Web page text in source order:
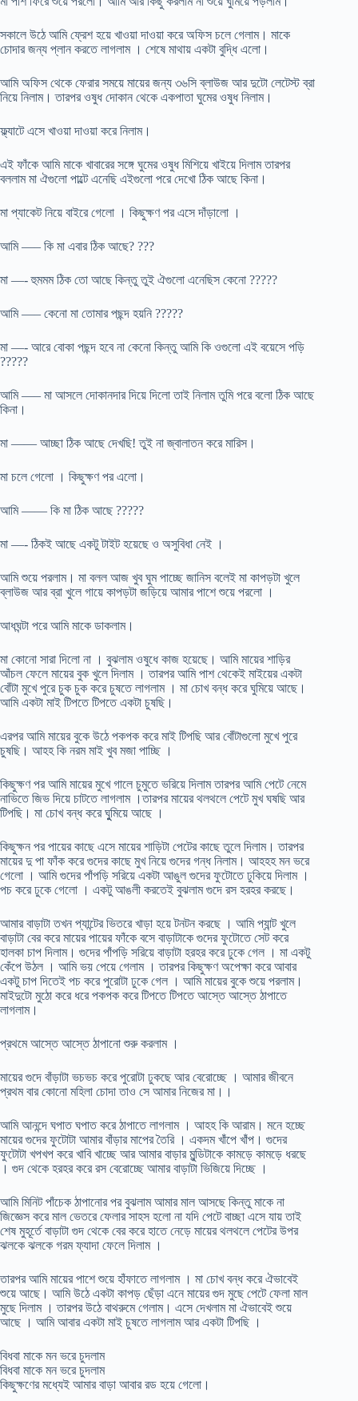
সকালে উঠে আমি ফ্রেশ হয়ে খাওয়া দাওয়া করে অফিস চলে গেলাম। মাকে
চোদার জন্য প্লান করতে লাগলাম । শেষে মাথায় একটা বুদ্ধি এলো।
আমি অফিস থেকে ফেরার সময়ে মায়ের জন্য ৩৬সি ব্লাউজ আর দুটো লেটেস্ট ব্রা
নিয়ে নিলাম। তারপর ওষুধ দোকান থেকে একপাতা ঘুমের ওষুধ নিলাম।
ফ্ল্যাটে এসে খাওয়া দাওয়া করে নিলাম।
এই ফাঁকে আমি মাকে খাবারের সঙ্গে ঘুমের ওষুধ মিশিয়ে খাইয়ে দিলাম তারপর
বললাম মা ঐগুলো পাল্টে এনেছি এইগুলো পরে দেখো ঠিক আছে কিনা।
মা প্যাকেট নিয়ে বাইরে গেলো । কিছুক্ষণ পর এসে দাঁড়ালো ।
আমি —– কি মা এবার ঠিক আছে? ???
মা —- হুমমম ঠিক তো আছে কিন্তু তুই ঐগুলো এনেছিস কেনো ?????
আমি —– কেনো মা তোমার পছন্দ হয়নি ?????
মা —- আরে বোকা পছন্দ হবে না কেনো কিন্তু আমি কি ওগুলো এই বয়েসে পড়ি
?????
আমি —– মা আসলে দোকানদার দিয়ে দিলো তাই নিলাম তুমি পরে বলো ঠিক আছে
কিনা।
মা —— আচ্ছা ঠিক আছে দেখছি! তুই না জ্বালাতন করে মারিস।
মা চলে গেলো । কিছুক্ষণ পর এলো।
আমি —— কি মা ঠিক আছে ?????
মা —- ঠিকই আছে একটু টাইট হয়েছে ও অসুবিধা নেই ।
আমি শুয়ে পরলাম। মা বলল আজ খুব ঘুম পাচ্ছে জানিস বলেই মা কাপড়টা খুলে
ব্লাউজ আর ব্রা খুলে গায়ে কাপড়টা জড়িয়ে আমার পাশে শুয়ে পরলো ।
আধঘন্টা পরে আমি মাকে ডাকলাম।
মা কোনো সারা দিলো না । বুঝলাম ওষুধে কাজ হয়েছে। আমি মায়ের শাড়ির
আঁচল ফেলে মায়ের বুক খুলে দিলাম । তারপর আমি পাশ থেকেই মাইয়ের একটা
বোঁটা মুখে পুরে চুক চুক করে চুষতে লাগলাম । মা চোখ বন্ধ করে ঘুমিয়ে আছে।
আমি একটা মাই টিপতে টিপতে একটা চুষছি।
এরপর আমি মায়ের বুকে উঠে পকপক করে মাই টিপছি আর বোঁটাগুলো মুখে পুরে
চুষছি। আহহ কি নরম মাই খুব মজা পাচ্ছি ।
কিছুক্ষণ পর আমি মায়ের মুখে গালে চুমুতে ভরিয়ে দিলাম তারপর আমি পেটে নেমে
নাভিতে জিভ দিয়ে চাটতে লাগলাম ।তারপর মায়ের থলথলে পেটে মুখ ঘষছি আর
টিপছি। মা চোখ বন্ধ করে ঘুুমিয়ে আছে ।
কিছুক্ষন পর পায়ের কাছে এসে মায়ের শাড়িটা পেটের কাছে তুলে দিলাম। তারপর
মায়ের দু পা ফাঁক করে গুদের কাছে মুখ নিয়ে গুদের গন্ধ নিলাম। আহহহ মন ভরে
গেলো । আমি গুদের পাঁপড়ি সরিয়ে একটা আঙুল গুদের ফুটোতে ঢুকিয়ে দিলাম ।
পচ করে ঢুকে গেলো । একটু আঙলী করতেই বুঝলাম গুদে রস হরহর করছে।
আমার বাড়াটা তখন প্যান্টের ভিতরে খাড়া হয়ে টনটন করছে । আমি প্যান্ট খুলে
বাড়াটা বের করে মায়ের পায়ের ফাঁকে বসে বাড়াটাকে গুদের ফুটোতে সেট করে
হালকা চাপ দিলাম। গুদের পাঁপড়ি সরিয়ে বাড়াটা হরহর করে ঢুকে গেল । মা একটু
কেঁপে উঠল । আমি ভয় পেয়ে গেলাম । তারপর কিছুক্ষণ অপেক্ষা করে আবার
একটু চাপ দিতেই পচ করে পুরোটা ঢুকে গেল । আমি মায়ের বুকে শুয়ে পরলাম।
মাইদুটো মুঠো করে ধরে পকপক করে টিপতে টিপতে আস্তে আস্তে ঠাপাতে
লাগলাম।
প্রথমে আস্তে আস্তে ঠাপানো শুরু করলাম ।
মায়ের গুদে বাঁড়াটা ভচভচ করে পুরোটা ঢুকছে আর বেরোচ্ছে । আমার জীবনে
প্রথম বার কোনো মহিলা চোদা তাও সে আমার নিজের মা।।
আমি আনন্দে ঘপাত ঘপাত করে ঠাপাতে লাগলাম । আহহ কি আরাম। মনে হচ্ছে
মায়ের গুদের ফুটোটা আমার বাঁড়ার মাপের তৈরি । একদম খাঁপে খাঁপ। গুদের
ফুটোটা খপখপ করে খাবি খাচ্ছে আর আমার বাড়ার মুন্ডিটাকে কামড়ে কামড়ে ধরছে
। গুদ থেকে হরহর করে রস বেরোচ্ছে আমার বাড়াটা ভিজিয়ে দিচ্ছে ।
আমি মিনিট পাঁচেক ঠাপানোর পর বুঝলাম আমার মাল আসছে কিন্তু মাকে না
জিজ্ঞেস করে মাল ভেতরে ফেলার সাহস হলো না যদি পেটে বাচ্ছা এসে যায় তাই
শেষ মুহূর্তে বাড়াটা গুদ থেকে বের করে হাতে নেড়ে মায়ের থলথলে পেটের উপর
ঝলকে ঝলকে গরম ফ্যাদা ফেলে দিলাম ।
তারপর আমি মায়ের পাশে শুয়ে হাঁফাতে লাগলাম । মা চোখ বন্ধ করে ঐভাবেই
শুয়ে আছে। আমি উঠে একটা কাপড় ছেঁড়া এনে মায়ের গুদ মুছে পেটে ফেলা মাল
মুছে দিলাম । তারপর উঠে বাথরুমে গেলাম। এসে দেখলাম মা ঐভাবেই শুয়ে
আছে । আমি আবার একটা মাই চুষতে লাগলাম আর একটা টিপছি ।
বিধবা মাকে মন ভরে চুদলাম
বিধবা মাকে মন ভরে চুদলাম
কিছুক্ষণের মধ্যেই আমার বাড়া আবার রড হয়ে গেলো।